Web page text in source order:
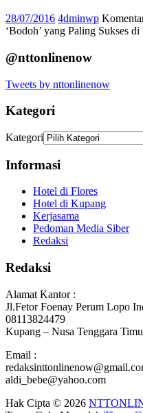
28/07/2016 4dminwp
‘Bodoh’ yang Paling Sukses
@nttonlinenow
Tweets by nttonlinenow
Kategori
Kategori
Informasi
Hotel di Flores
Hotel di Kupang
Kerjasama
Pedoman Media Siber
Redaksi
Redaksi
Alamat Kantor :
Jl.Fetor Foenay Perum Lopo
08113824479
Kupang – Nusa Tenggara
Email :
aldi_bebe@yahoo.com
Hak Cipta © 2026